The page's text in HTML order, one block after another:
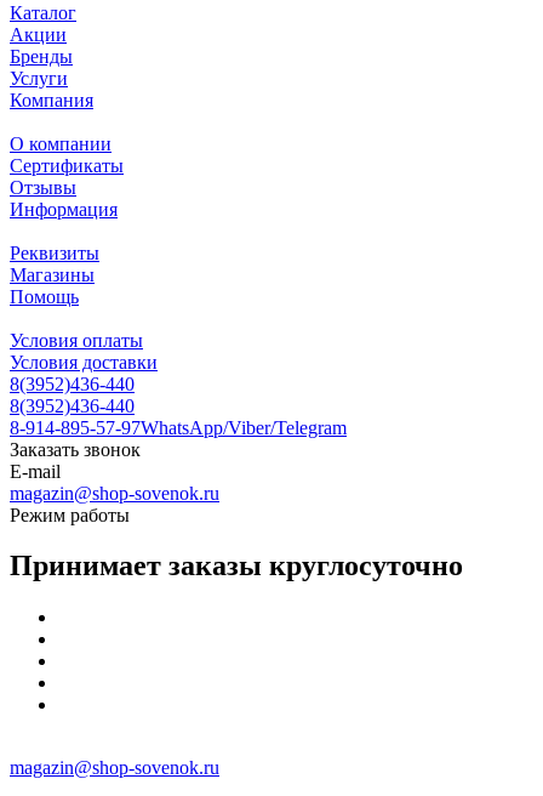
Каталог
Акции
Бренды
Услуги
Компания
О компании
Сертификаты
Отзывы
Информация
Реквизиты
Магазины
Помощь
Условия оплаты
Условия доставки
8(3952)436-440
8(3952)436-440
8-914-895-57-97WhatsApp/Viber/Telegram
Заказать звонок
E-mail
magazin@shop-sovenok.ru
Режим работы
Принимает заказы круглосуточно
magazin@shop-sovenok.ru